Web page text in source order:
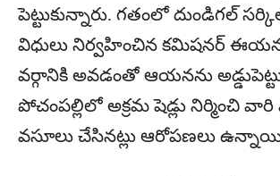
పెట్టుకున్నారు. గతంలో దుండిగల్
విధులు నిర్వహించిన కమిషనర్
వర్గానికి అవడంతో ఆయనను
పోచంపల్లిలో అక్రమ షెడ్లు నిర్మించి వారి
వసూలు చేసినట్లు ఆరోపణలు